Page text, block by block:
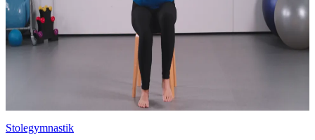
Stolegymnastik